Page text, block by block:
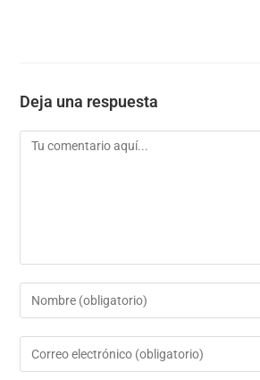
Deja una respuesta